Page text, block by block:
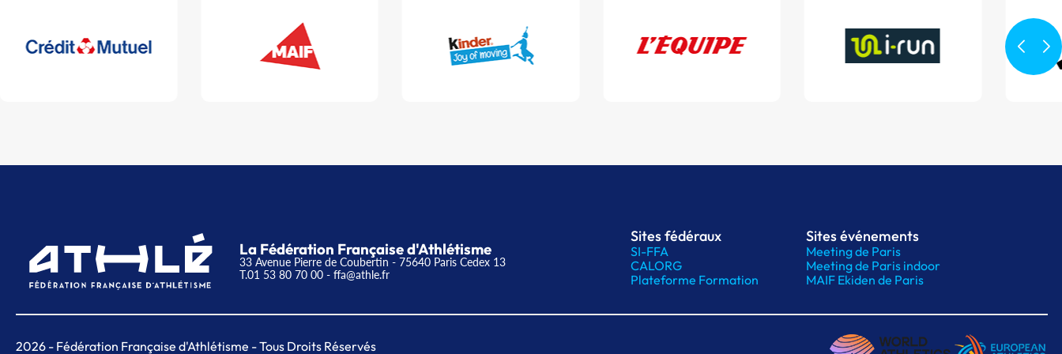
La Fédération Française d'Athlétisme
33 Avenue Pierre de Coubertin - 75640 Paris Cedex 13
T.01 53 80 70 00 - ffa@athle.fr
Sites fédéraux
SI-FFA
CALORG
Plateforme Formation
Sites événements
Meeting de Paris
Meeting de Paris indoor
MAIF Ekiden de Paris
2026 - Fédération Française d'Athlétisme - Tous Droits Réservés